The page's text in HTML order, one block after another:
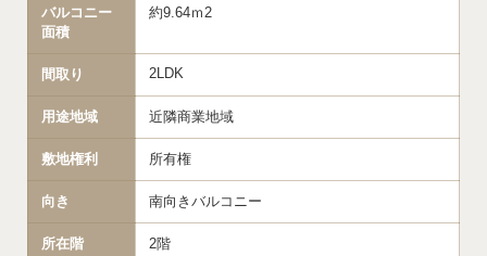
バルコニー
面積
約9.64ｍ2
間取り 2LDK
用途地域 近隣商業地域
敷地権利 所有権
向き 南向きバルコニー
所在階 2階